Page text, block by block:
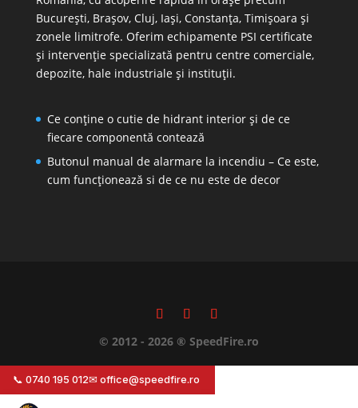
București, Brașov, Cluj, Iași, Constanța, Timișoara și
zonele limitrofe. Oferim echipamente PSI certificate
și intervenție specializată pentru centre comerciale,
depozite, hale industriale și instituții.
Ce conține o cutie de hidrant interior și de ce
fiecare componentă contează
Butonul manual de alarmare la incendiu – Ce este,
cum funcționează si de ce nu este de decor
© 2012 - 2026 ® SpeedFire.ro